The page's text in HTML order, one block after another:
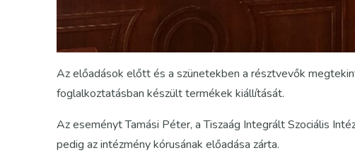
Az előadások előtt és a szünetekben a résztvevők
foglalkoztatásban készült termékek kiállítását.
Az eseményt Tamási Péter, a Tiszaág Integrált Szociális
pedig az intézmény kórusának előadása zárta.